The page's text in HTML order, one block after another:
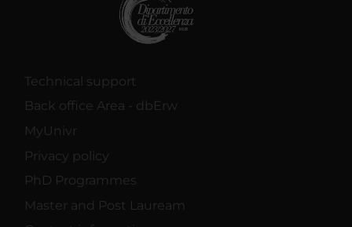
Technical support
Back office Area - dbErw
MyUnivr
Privacy policy
PhD Programmes
Master and Post Lauream